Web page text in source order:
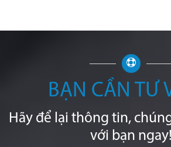
BẠN CẦN TƯ
Hãy để lại thông tin,
với bạn ngay!